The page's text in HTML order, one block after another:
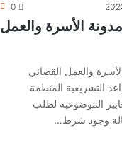
0
مدونة الأسرة والعمل
والعمل القضائي
التشريعية المنظمة
الموضوعية لطلب
وجود شرط…